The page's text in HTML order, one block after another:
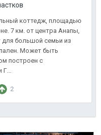
коттедж, площадью
7 км. от центра Анапы,
большой семьи из
Может быть
построен с
Г...
2